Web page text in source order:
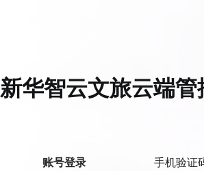
新华智云文旅云端管
账号登录 手机验证